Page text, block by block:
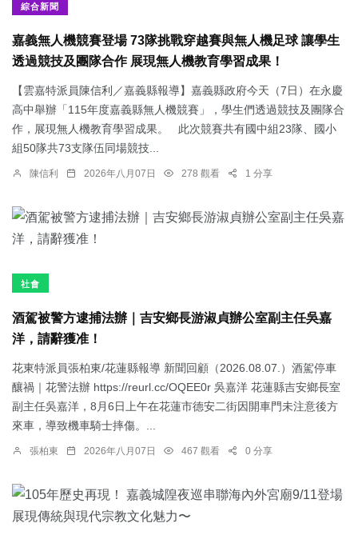
綜合新聞
嘉義無人機競賽登場 73隊挑戰穿越賽與無人機足球 讓學生
透過競技及團隊合作 展現無人機教育學習成果！
【雲嘉特派員陳信利／嘉義縣報導】嘉義縣政府今天（7日）在永慶
高中舉辦「115年度嘉義縣無人機競賽」，學生們透過競技及團隊合
作，展現無人機教育學習成果。 此次競賽共有國中組23隊、國小
組50隊共73支隊伍同場競技...
陳信利 2026年八月07日 278 觀看 1 分享
社會
酒駕被警方逮捕法辦｜吉安鄉長游淑貞辦公室副主任吳嘉
洋，請辭獲准！
花東特派員張柏東/花蓮縣報導 新聞回顧（2026.08.07.）酒駕停車
釀禍｜花警法辦 https://reurl.cc/OQEE0r 吳嘉洋 花蓮縣吉安鄉長室
副主任吳嘉洋，8月6日上午在花蓮市德安二街因開車門未注意後方
來車，導致機車騎士摔傷。...
張柏東 2026年八月07日 467 觀看 0 分享